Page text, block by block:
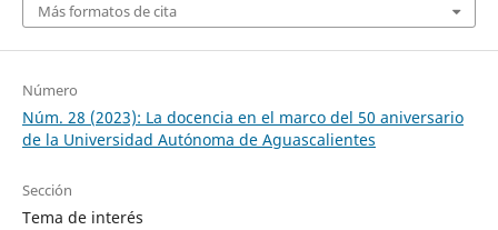
Más formatos de cita
Número
Núm. 28 (2023): La docencia en el marco del 50 aniversario
de la Universidad Autónoma de Aguascalientes
Sección
Tema de interés